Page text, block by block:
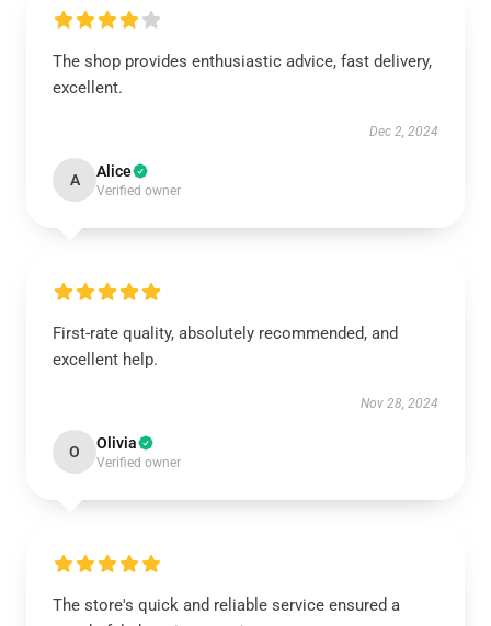
The shop provides enthusiastic advice, fast delivery,
excellent.
Dec 2, 2024
A Alice
Verified owner
First-rate quality, absolutely recommended, and
excellent help.
Nov 28, 2024
O Olivia
Verified owner
The store's quick and reliable service ensured a